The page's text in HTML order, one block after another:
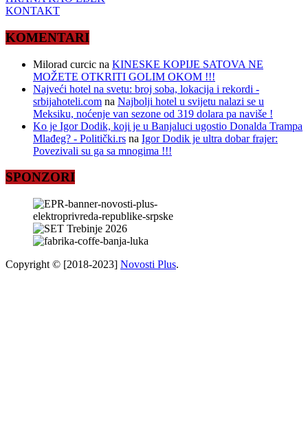
KONTAKT
KOMENTARI
Milorad curcic na KINESKE KOPIJE SATOVA NE
MOŽETE OTKRITI GOLIM OKOM !!!
Najveći hotel na svetu: broj soba, lokacija i rekordi -
srbijahoteli.com na Najbolji hotel u svijetu nalazi se u
Meksiku, noćenje van sezone od 319 dolara pa naviše !
Ko je Igor Dodik, koji je u Banjaluci ugostio Donalda Trampa
Mlađeg? - Politički.rs na Igor Dodik je ultra dobar frajer:
Povezivali su ga sa mnogima !!!
SPONZORI
Copyright © [2018-2023] Novosti Plus.